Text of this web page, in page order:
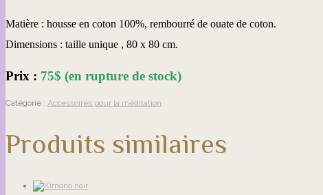
Matière : housse en coton 100%, rembourré de ouate de coton.
Dimensions : taille unique , 80 x 80 cm.
Prix : 75$ (en rupture de stock)
Catégorie : Accessoires pour la méditation
Produits similaires